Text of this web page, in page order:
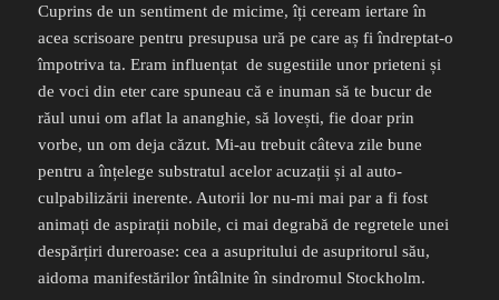
Cuprins de un sentiment de micime, îți ceream iertare în
acea scrisoare pentru presupusa ură pe care aș fi îndreptat-o
împotriva ta. Eram influențat de sugestiile unor prieteni și
de voci din eter care spuneau că e inuman să te bucur de
răul unui om aflat la ananghie, să lovești, fie doar prin
vorbe, un om deja căzut. Mi-au trebuit câteva zile bune
pentru a înțelege substratul acelor acuzații și al auto-
culpabilizării inerente. Autorii lor nu-mi mai par a fi fost
animați de aspirații nobile, ci mai degrabă de regretele unei
despărțiri dureroase: cea a asupritului de asupritorul său,
aidoma manifestărilor întâlnite în sindromul Stockholm.